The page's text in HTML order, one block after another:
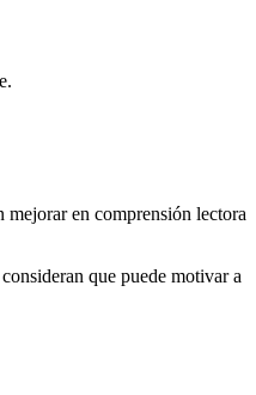
mejorar en comprensión lectora
que puede motivar a